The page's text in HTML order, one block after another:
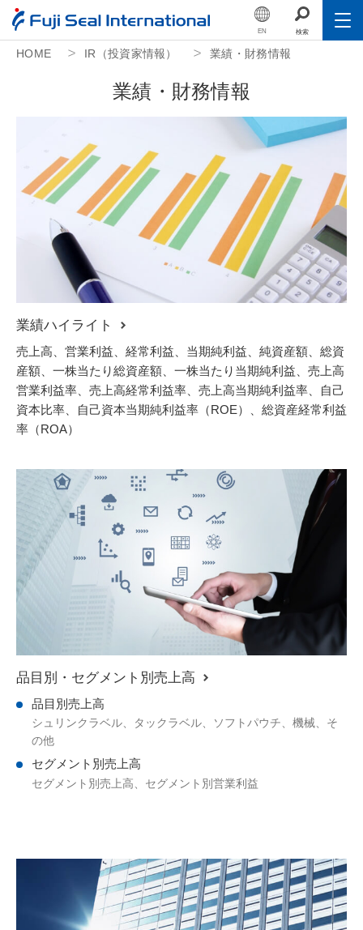
EN 検索
HOME IR（投資家情報） 業績・財務情報
業績 ・ 財務情報
業績ハイライト
売上高、営業利益、経常利益、当期純利益、純資産額、総資
産額、一株当たり総資産額、一株当たり当期純利益、売上高
営業利益率、売上高経常利益率、売上高当期純利益率、自己
資本比率、自己資本当期純利益率（ROE）、総資産経常利益
率（ROA）
品目別・セグメント別売上高
品目別売上高
シュリンクラベル、タックラベル、ソフトパウチ、機械、そ
の他
セグメント別売上高
セグメント別売上高、セグメント別営業利益
サステナビリティ
IR（投資家情報）
人的資本
採用情報
公益財団法人フジシール財団
お問い合わせ
個人情報保護方針